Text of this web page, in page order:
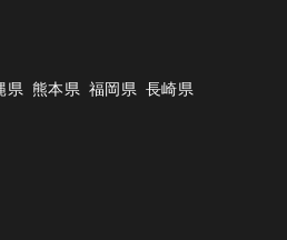
県 熊本県 福岡県 長崎県